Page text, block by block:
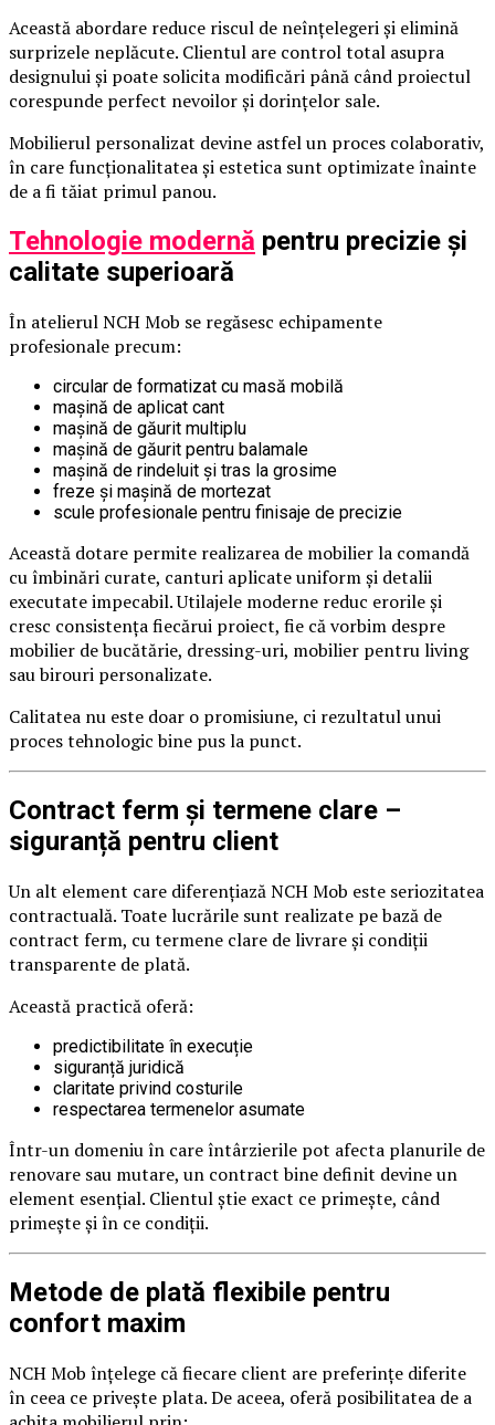
Această abordare reduce riscul de neînțelegeri și elimină
surprizele neplăcute. Clientul are control total asupra
designului și poate solicita modificări până când proiectul
corespunde perfect nevoilor și dorințelor sale.
Mobilierul personalizat devine astfel un proces colaborativ,
în care funcționalitatea și estetica sunt optimizate înainte
de a fi tăiat primul panou.
Tehnologie modernă pentru precizie și
calitate superioară
În atelierul NCH Mob se regăsesc echipamente
profesionale precum:
circular de formatizat cu masă mobilă
mașină de aplicat cant
mașină de găurit multiplu
mașină de găurit pentru balamale
mașină de rindeluit și tras la grosime
freze și mașină de mortezat
scule profesionale pentru finisaje de precizie
Această dotare permite realizarea de mobilier la comandă
cu îmbinări curate, canturi aplicate uniform și detalii
executate impecabil. Utilajele moderne reduc erorile și
cresc consistența fiecărui proiect, fie că vorbim despre
mobilier de bucătărie, dressing-uri, mobilier pentru living
sau birouri personalizate.
Calitatea nu este doar o promisiune, ci rezultatul unui
proces tehnologic bine pus la punct.
Contract ferm și termene clare –
siguranță pentru client
Un alt element care diferențiază NCH Mob este seriozitatea
contractuală. Toate lucrările sunt realizate pe bază de
contract ferm, cu termene clare de livrare și condiții
transparente de plată.
Această practică oferă:
predictibilitate în execuție
siguranță juridică
claritate privind costurile
respectarea termenelor asumate
Într-un domeniu în care întârzierile pot afecta planurile de
renovare sau mutare, un contract bine definit devine un
element esențial. Clientul știe exact ce primește, când
primește și în ce condiții.
Metode de plată flexibile pentru
confort maxim
NCH Mob înțelege că fiecare client are preferințe diferite
în ceea ce privește plata. De aceea, oferă posibilitatea de a